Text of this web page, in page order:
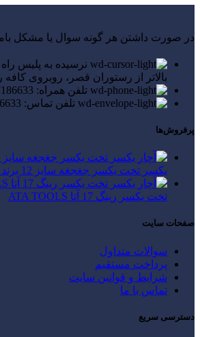
در صورت داشتن هر گونه سوال یا مشکل
بالاتر از رستوران قصر، روبروی
تلفن همراه: 09027186633
تلفن تماس: 09027186633
پرفروش‌ها
یکسر تخت یکسر جغجغه سایز 12 برند آزد AZD
تخت یکسر رینگ 17 آتا ATA TOOLS
صفحات سایت
سوالات متداول
پرداخت مستقیم
شرایط و قوانین سایت
تماس با ما
دسترسی سریع